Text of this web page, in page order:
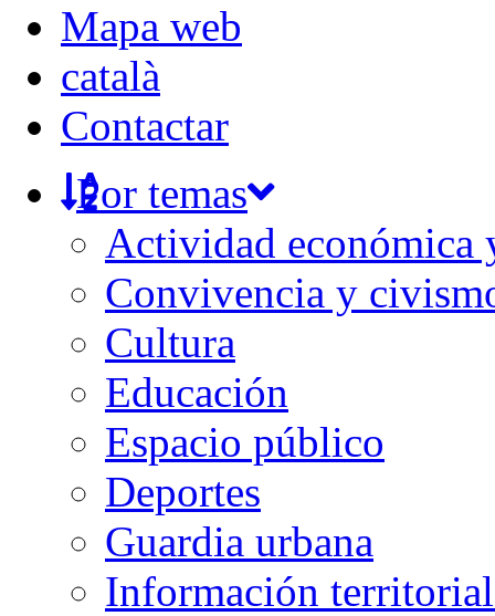
Mapa web
català
Contactar
Por temas
Actividad económica
Convivencia y
Cultura
Educación
Espacio público
Deportes
Guardia urbana
Información